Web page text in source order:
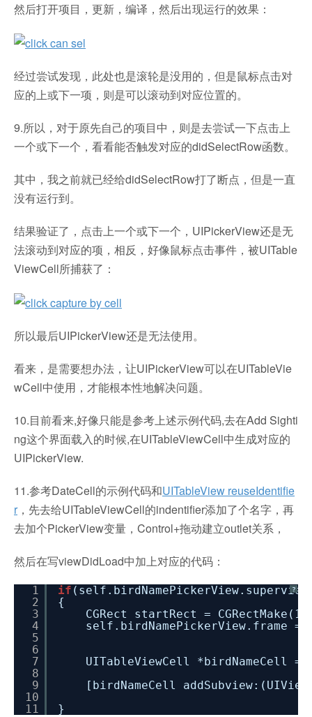
然后打开项目，更新，编译，然后出现运行的效果：
经过尝试发现，此处也是滚轮是没用的，但是鼠标点击对
应的上或下一项，则是可以滚动到对应位置的。
9.所以，对于原先自己的项目中，则是去尝试一下点击上
一个或下一个，看看能否触发对应的didSelectRow函数。
其中，我之前就已经给didSelectRow打了断点，但是一直
没有运行到。
结果验证了，点击上一个或下一个，UIPickerView还是无
法滚动到对应的项，相反，好像鼠标点击事件，被UITable
ViewCell所捕获了：
所以最后UIPickerView还是无法使用。
看来，是需要想办法，让UIPickerView可以在UITableVie
wCell中使用，才能根本性地解决问题。
10.目前看来,好像只能是参考上述示例代码,去在Add Sighti
ng这个界面载入的时候,在UITableViewCell中生成对应的
UIPickerView.
11.参考DateCell的示例代码和UITableView reuseIdentifie
r ，先去给UITableViewCell的indentifier添加了个名字，再
去加个PickerView变量，Control+拖动建立outlet关系，
然后在写viewDidLoad中加上对应的代码：
?
1
2
3
4
5
6
7
8
9
10
11
if
{
CGRect startRect =
self.birdNamePickerView.frame
UITableViewCell *birdNameCell
[birdNameCell
}